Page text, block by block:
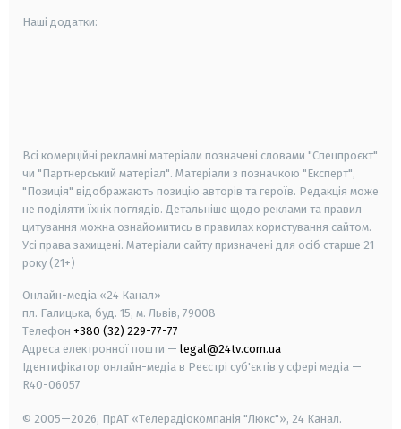
Наші додатки:
Всі комерційні рекламні матеріали позначені словами "Спецпроєкт"
чи "Партнерський матеріал". Матеріали з позначкою "Експерт",
"Позиція" відображають позицію авторів та героїв. Редакція може
не поділяти їхніх поглядів. Детальніше щодо реклами та правил
цитування можна ознайомитись в правилах користування сайтом.
Усі права захищені. Матеріали сайту призначені для осіб старше 21
року (21+)
Онлайн-медіа «24 Канал»
пл. Галицька, буд. 15, м. Львів, 79008
Телефон +380 (32) 229-77-77
Адреса електронної пошти — legal@24tv.com.ua
Ідентифікатор онлайн-медіа в Реєстрі суб'єктів у сфері медіа —
R40-06057
© 2005—2026, ПрАТ «Телерадіокомпанія "Люкс"», 24 Канал.